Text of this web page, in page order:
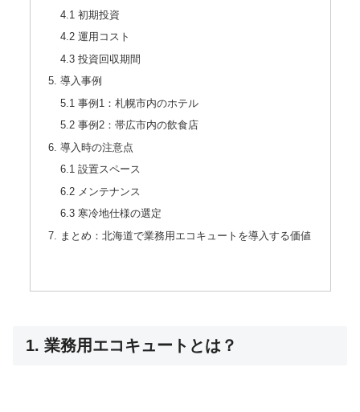
4.1 初期投資
4.2 運用コスト
4.3 投資回収期間
5. 導入事例
5.1 事例1：札幌市内のホテル
5.2 事例2：帯広市内の飲食店
6. 導入時の注意点
6.1 設置スペース
6.2 メンテナンス
6.3 寒冷地仕様の選定
7. まとめ：北海道で業務用エコキュートを導入する価値
1. 業務用エコキュートとは？